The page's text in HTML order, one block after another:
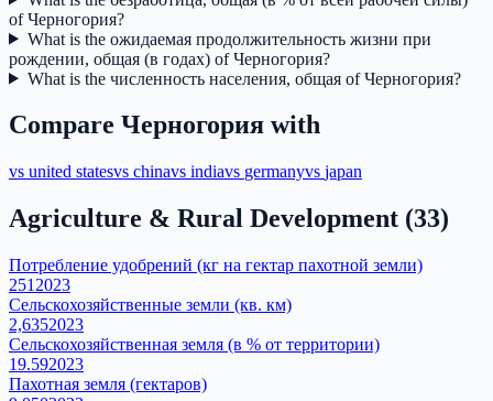
of Черногория?
What is the ожидаемая продолжительность жизни при
рождении, общая (в годах) of Черногория?
What is the численность населения, общая of Черногория?
Compare Черногория with
vs united statesvs chinavs indiavs germanyvs japan
Agriculture & Rural Development (33)
Потребление удобрений (кг на гектар пахотной земли)
251 2023
Сельскохозяйственные земли (кв. км)
2,6352023
Сельскохозяйственная земля (в % от территории)
19.592023
Пахотная земля (гектаров)